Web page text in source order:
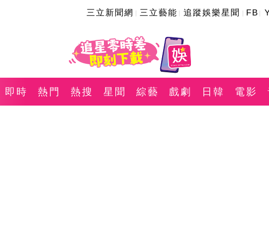
三立新聞網 三立藝能 追蹤娛樂星聞 FB
即時 熱門 熱搜 星聞 綜藝 戲劇 日韓 電影